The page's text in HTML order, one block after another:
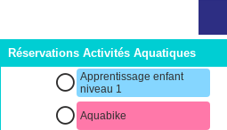
Réservations Activités Aquatiques
Apprentissage enfant
niveau 1
Aquabike